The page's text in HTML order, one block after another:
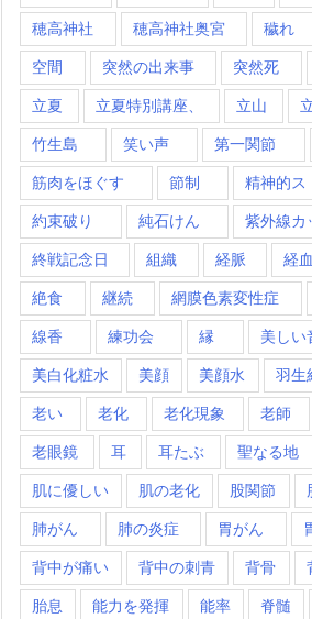
穂高神社 穂高神社奥宮 穢れ
空間 突然の出来事 突然死
立夏 立夏特別講座、 立山
竹生島 笑い声 第一関節
筋肉をほぐす 節制 精神的ス
約束破り 純石けん 紫外線カ
終戦記念日 組織 経脈 経血
絶食 継続 網膜色素変性症
線香 練功会 縁 美しい
美白化粧水 美顔 美顔水 羽生
老い 老化 老化現象 老師
老眼鏡 耳 耳たぶ 聖なる地
肌に優しい 肌の老化 股関節
肺がん 肺の炎症 胃がん
背中が痛い 背中の刺青 背骨
胎息 能力を発揮 能率 脊髄